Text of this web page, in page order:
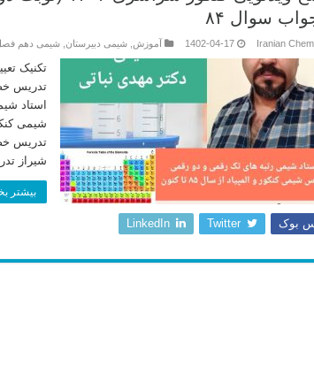
سوال ۸۴
Iranian
1402-04-17 آموزش ,شیمی دبیرستان ,شیمی دهم
تکنیک
تدریس
استاد
شیمی
تدریس
شیراز
بیشتر
بوک Twitter
LinkedIn